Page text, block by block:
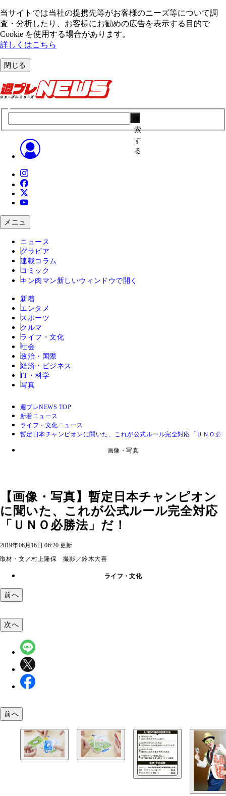
当サイトでは当社の提携先等がお客様のニーズ等について調
査・分析したり、お客様にお勧めの広告を表⽰する⽬的で
Cookie を使⽤する場合があります。
詳しくはこちら
閉じる
索
す
る
メニュ
ニュース
グラビア
連載コラム
コミック
キン肉マン 新しいウィンドウで開く
新着
エンタメ
スポーツ
クルマ
ライフ・文化
社会
政治・国際
経済・ビジネス
IT・科学
写真
週プレNEWS TOP
新着ニュース
ライフ・文化ニュース
暫定日本チャンピオンに聞いた、これが公式ルール完全対応「ＵＮＯ必
画像・写真
【画像・写真】暫定日本チャンピオン
に聞いた、これが公式ルール完全対応
「ＵＮＯ必勝法」だ！
2019年06月16日 06:20 更新
取材・文／村上隆保 撮影／鈴木大喜
ライフ・文化
前へ
【間違えやすい公式ルール】 ドロー系カードは重
記号カードではあがれない× ⇒ あがれる○
次へ
前へ